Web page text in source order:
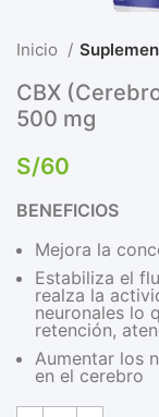
Inicio
CBX
500 mg
S/60
BENEFICIOS
Mejora la
Estabiliza el
realza la
neuronales lo
retención,
Aumentar los
en el cerebro